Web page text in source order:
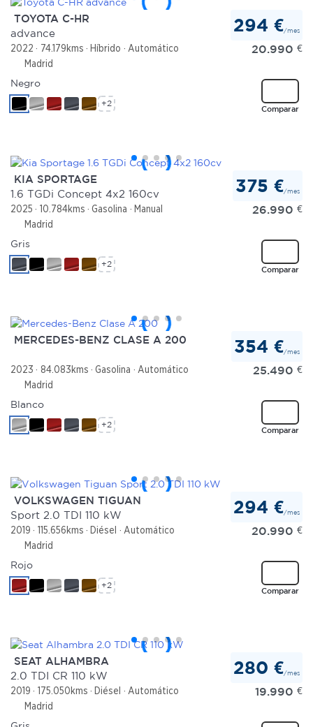
TOYOTA C-HR
advance
2022 74.179kms Híbrido
Automático
Madrid
294 €/mes
20.990 €
Comparar
Negro
+2
KIA SPORTAGE
1.6 TGDi Concept 4x2 160cv
2025 10.784kms Gasolina
Manual
Madrid
375 €/mes
26.990 €
Comparar
Gris
+2
MERCEDES-BENZ CLASE A 200
2023 84.083kms Gasolina
Automático
Madrid
354 €/mes
25.490 €
Comparar
Blanco
+2
VOLKSWAGEN TIGUAN
Sport 2.0 TDI 110 kW
2019 115.656kms Diésel
Automático
Madrid
294 €/mes
20.990 €
Comparar
Rojo
+2
SEAT ALHAMBRA
2.0 TDI CR 110 kW
2019 175.050kms Diésel
Automático
Madrid
280 €/mes
19.990 €